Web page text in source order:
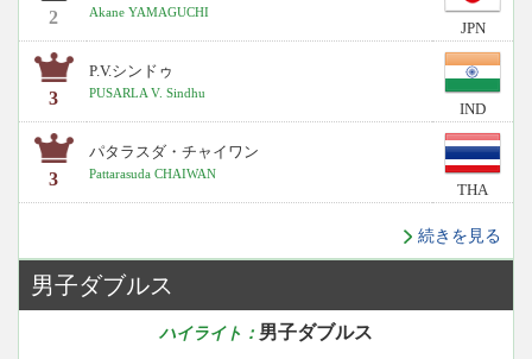
2 Akane YAMAGUCHI
JPN
3
P.V.シンドゥ
PUSARLA V. Sindhu
IND
3
パタラスダ・チャイワン
Pattarasuda CHAIWAN
THA
続きを見る
男子ダブルス
ハイライト： 男子ダブルス